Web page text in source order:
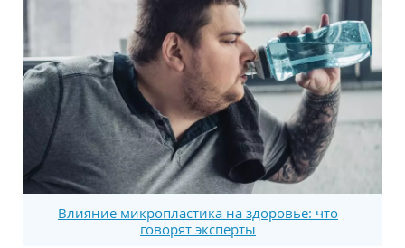
Влияние микропластика на здоровье: что
говорят эксперты